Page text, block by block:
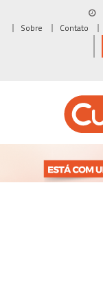
Sobre
Contato